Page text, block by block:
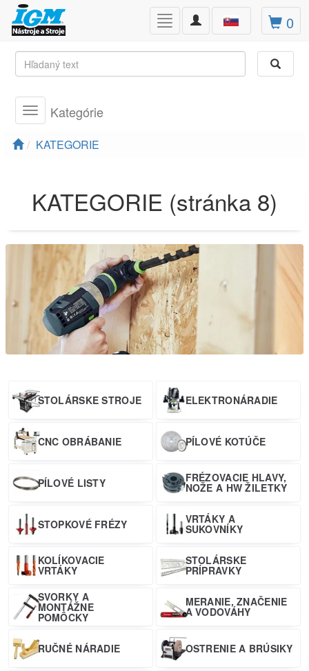
Toggle
navigation
Toggle
navigation
0
Toggle
navigation
Kategórie
KATEGORIE
KATEGORIE (stránka 8)
STOLÁRSKE STROJE ELEKTRONÁRADIE
CNC OBRÁBANIE PÍLOVÉ KOTÚČE
PÍLOVÉ LISTY FRÉZOVACIE HLAVY,
NOŽE A HW ŽILETKY
STOPKOVÉ FRÉZY VRTÁKY A
SUKOVNÍKY
KOLÍKOVACIE
VRTÁKY
STOLÁRSKE
PRÍPRAVKY
SVORKY A
MONTÁŽNE
POMÔCKY
MERANIE, ZNAČENIE
A VODOVÁHY
RUČNÉ NÁRADIE OSTRENIE A BRÚSIKY